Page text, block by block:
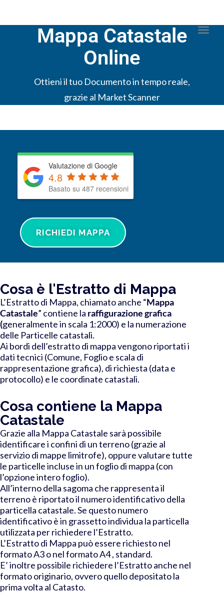
Mappa Catastale
Online
Ottieni il tuo Documento in tempo reale,
grazie al Market Scanner
Valutazione di Google
4.8
Basato su 487 recensioni
RICHIEDI MAPPA
Cosa è l'Estratto di Mappa
L’Estratto di Mappa, chiamato anche “Mappa
Catastale” contiene la raffigurazione grafica
(generalmente in scala 1:2000) e la numerazione
delle Particelle catastali.
Ai bordi dell’estratto di mappa vengono riportati i
dati tecnici (Comune, Foglio e scala di
rappresentazione grafica), di richiesta (data e
protocollo) e le coordinate catastali.
Cosa contiene la Mappa
Catastale
Grazie alla Mappa Catastale sarà possibile
identificare i confini di un terreno (grazie al
servizio di mappe limitrofe), oppure valutare tutte
le particelle incluse in un foglio di mappa (con
l’opzione intero foglio).
All’interno della sagoma che rappresenta il
terreno è riportato il numero identificativo della
particella catastale. Se questo numero
identificativo è in grassetto individua la particella
utilizzata per richiedere l’Estratto.
L’Estratto di Mappa può essere richiesto nel
formato A3 o nel formato A4 , standard.
E’ inoltre possibile richiedere l’Estratto anche nel
formato originario, ovvero quello depositato la
prima volta al Catasto.